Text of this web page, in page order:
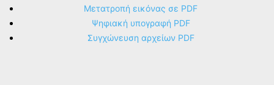
Μετατροπή εικόνας σε PDF
Ψηφιακή υπογραφή PDF
Συγχώνευση αρχείων PDF